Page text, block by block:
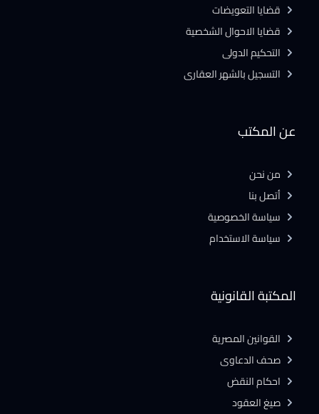
المكتبة القانونية
القوانين المصرية
صحف الدعاوى
احكام النقض
صيغ العقود
عن المكتب
من نحن
أتصل بنا
سياسة الخصوصية
سياسة الاستخدام
قضايا التعويضات
قضايا الاحوال الشخصية
التحكيم الدولى
التسجيل بالشهر العقارى